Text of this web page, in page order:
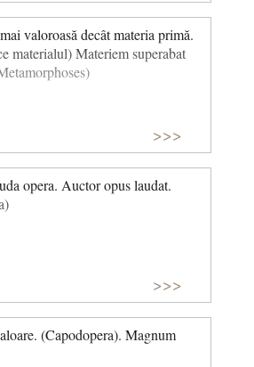
valoroasă decât materia primă.
materialul) Materiem superabat
>>>
opera. Auctor opus laudat.
>>>
(Capodopera). Magnum